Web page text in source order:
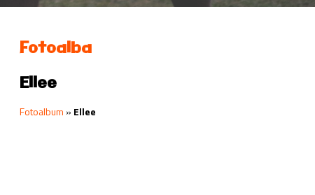
Fotoalba
Ellee
Fotoalbum » Ellee